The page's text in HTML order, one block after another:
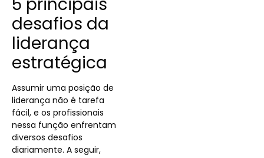
desafios da
liderança
estratégica
Assumir uma posição de
liderança não é tarefa
fácil, e os profissionais
nessa função enfrentam
diversos desafios
diariamente. A seguir,